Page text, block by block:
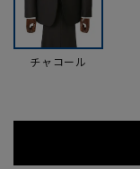
チャコール